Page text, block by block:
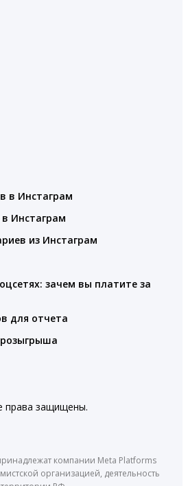
в Инстаграм
Инстаграм
из Инстаграм
зачем вы платите за
для отчета
права защищены.
компании Meta Platforms
организацией, деятельность